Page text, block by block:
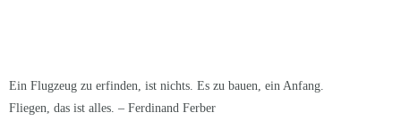
Ein Flugzeug zu erfinden, ist nichts. Es zu bauen, ein Anfang.
Fliegen, das ist alles. – Ferdinand Ferber